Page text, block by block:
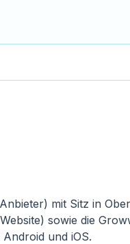
mit Sitz in
sowie die
und iOS.